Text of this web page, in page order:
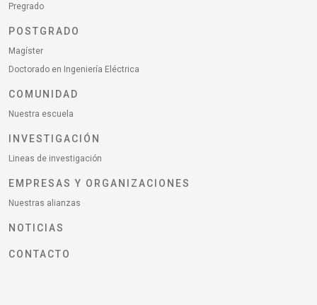
Pregrado
POSTGRADO
Magíster
Doctorado en Ingeniería Eléctrica
COMUNIDAD
Nuestra escuela
INVESTIGACIÓN
Lineas de investigación
EMPRESAS Y ORGANIZACIONES
Nuestras alianzas
NOTICIAS
CONTACTO